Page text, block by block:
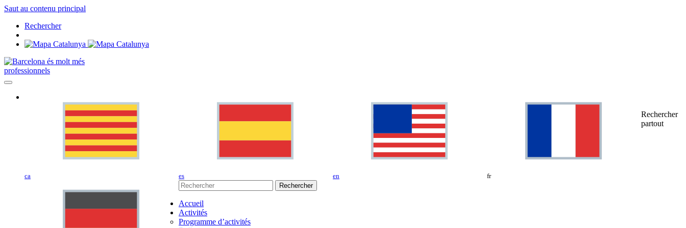
Saut au contenu principal
Rechercher
professionnels
ca es en fr
Rechercher
partout
Rechercher
Accueil
Activités
Programme d’activités